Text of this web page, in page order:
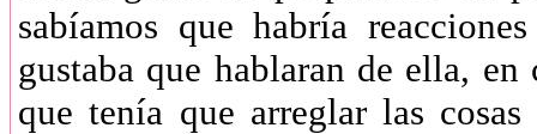
sabíamos que habría
gustaba que hablaran de ella,
que tenía que arreglar las